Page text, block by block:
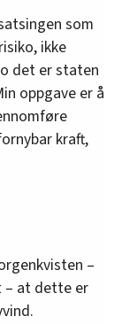
som
ikke
det er staten
oppgave er å
kraft,
–
– at dette er